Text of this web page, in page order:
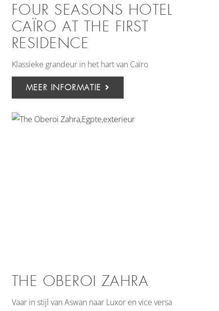
FOUR SEASONS HOTEL
CAÏRO AT THE FIRST
RESIDENCE
Klassieke grandeur in het hart van Caïro
MEER INFORMATIE
THE OBEROI ZAHRA
Vaar in stijl van Aswan naar Luxor en vice versa